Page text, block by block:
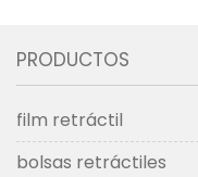
PRODUCTOS
film retráctil
bolsas retráctiles